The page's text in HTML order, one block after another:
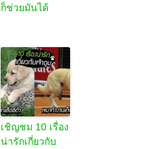
ก็ช่วยมันได้
เชิญชม 10 เรื่อง
น่ารักเกี่ยวกับ